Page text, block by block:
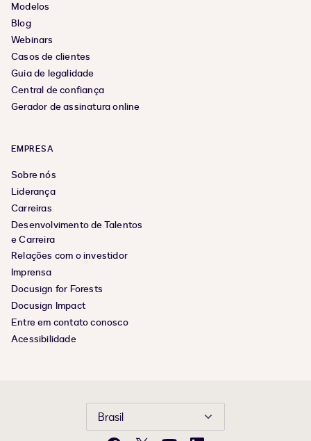
Modelos
Blog
Webinars
Casos de clientes
Guia de legalidade
Central de confiança
Gerador de assinatura online
EMPRESA
Sobre nós
Liderança
Carreiras
Desenvolvimento de Talentos
e Carreira
Relações com o investidor
Imprensa
Docusign for Forests
Docusign Impact
Entre em contato conosco
Acessibilidade
Brasil